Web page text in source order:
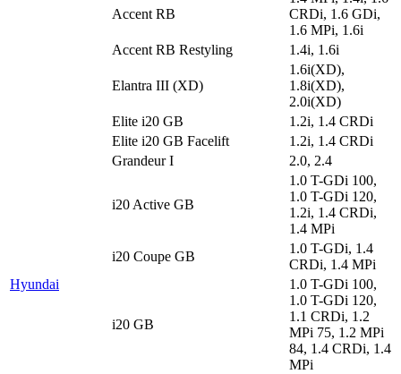
Hyundai
Accent RB
CRDi, 1.6 GDi,
1.6 MPi, 1.6i
Accent RB Restyling
1.4i, 1.6i
Elantra III (XD)
1.6i(XD),
1.8i(XD),
2.0i(XD)
Elite i20 GB
1.2i, 1.4 CRDi
Elite i20 GB Facelift
1.2i, 1.4 CRDi
Grandeur I
2.0, 2.4
i20 Active GB
1.0 T-GDi 100,
1.0 T-GDi 120,
1.2i, 1.4 CRDi,
1.4 MPi
i20 Coupe GB
1.0 T-GDi, 1.4
CRDi, 1.4 MPi
i20 GB
1.0 T-GDi 100,
1.0 T-GDi 120,
1.1 CRDi, 1.2
MPi 75, 1.2 MPi
84, 1.4 CRDi, 1.4
MPi